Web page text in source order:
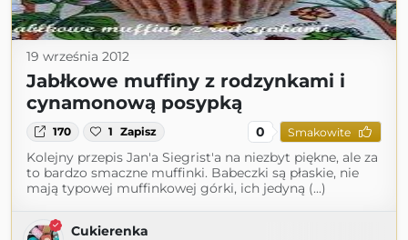
19 września 2012
Jabłkowe muffiny z rodzynkami i
cynamonową posypką
170 1 Zapisz 0 Smakowite
Kolejny przepis Jan'a Siegrist'a na niezbyt piękne, ale za
to bardzo smaczne muffinki. Babeczki są płaskie, nie
mają typowej muffinkowej górki, ich jedyną (...)
Cukierenka